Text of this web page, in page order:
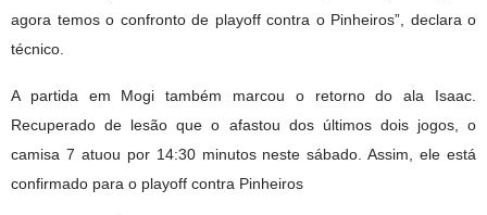
agora temos o confronto de playoff contra o Pinheiros”, declara o
técnico.
A partida em Mogi também marcou o retorno do ala Isaac.
Recuperado de lesão que o afastou dos últimos dois jogos, o
camisa 7 atuou por 14:30 minutos neste sábado. Assim, ele está
confirmado para o playoff contra Pinheiros